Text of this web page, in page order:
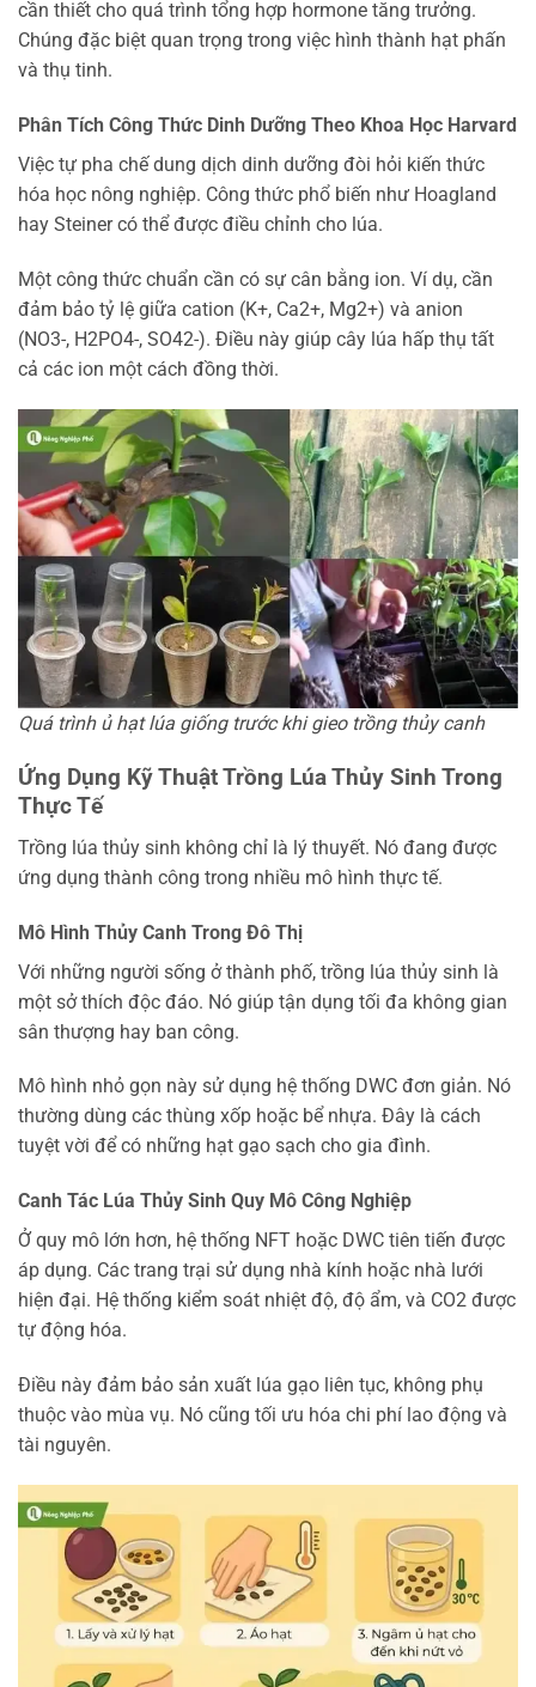
cần thiết cho quá trình tổng hợp hormone tăng trưởng.
Chúng đặc biệt quan trọng trong việc hình thành hạt phấn
và thụ tinh.
Phân Tích Công Thức Dinh Dưỡng Theo Khoa Học Harvard
Việc tự pha chế dung dịch dinh dưỡng đòi hỏi kiến thức
hóa học nông nghiệp. Công thức phổ biến như Hoagland
hay Steiner có thể được điều chỉnh cho lúa.
Một công thức chuẩn cần có sự cân bằng ion. Ví dụ, cần
đảm bảo tỷ lệ giữa cation (K+, Ca2+, Mg2+) và anion
(NO3-, H2PO4-, SO42-). Điều này giúp cây lúa hấp thụ tất
cả các ion một cách đồng thời.
Quá trình ủ hạt lúa giống trước khi gieo trồng thủy canh
Ứng Dụng Kỹ Thuật Trồng Lúa Thủy Sinh Trong
Thực Tế
Trồng lúa thủy sinh không chỉ là lý thuyết. Nó đang được
ứng dụng thành công trong nhiều mô hình thực tế.
Mô Hình Thủy Canh Trong Đô Thị
Với những người sống ở thành phố, trồng lúa thủy sinh là
một sở thích độc đáo. Nó giúp tận dụng tối đa không gian
sân thượng hay ban công.
Mô hình nhỏ gọn này sử dụng hệ thống DWC đơn giản. Nó
thường dùng các thùng xốp hoặc bể nhựa. Đây là cách
tuyệt vời để có những hạt gạo sạch cho gia đình.
Canh Tác Lúa Thủy Sinh Quy Mô Công Nghiệp
Ở quy mô lớn hơn, hệ thống NFT hoặc DWC tiên tiến được
áp dụng. Các trang trại sử dụng nhà kính hoặc nhà lưới
hiện đại. Hệ thống kiểm soát nhiệt độ, độ ẩm, và CO2 được
tự động hóa.
Điều này đảm bảo sản xuất lúa gạo liên tục, không phụ
thuộc vào mùa vụ. Nó cũng tối ưu hóa chi phí lao động và
tài nguyên.